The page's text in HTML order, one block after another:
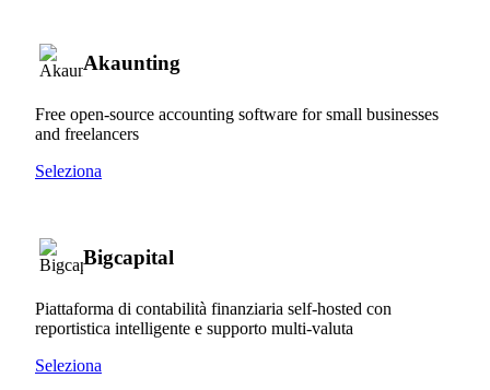
Akaunting
Free open-source accounting software for small businesses
and freelancers
Seleziona
Bigcapital
Piattaforma di contabilità finanziaria self-hosted con
reportistica intelligente e supporto multi-valuta
Seleziona